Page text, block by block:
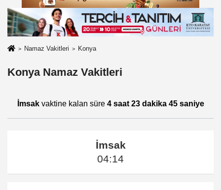
Namaz Vakitleri Konya
Konya Namaz Vakitleri
İmsakvaktine kalan süre 4 saat 23 dakika 45 saniye
İmsak
04:14